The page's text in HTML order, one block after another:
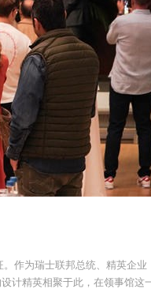
作为瑞士联邦总统、精英企业
计精英相聚于此，在领事馆这